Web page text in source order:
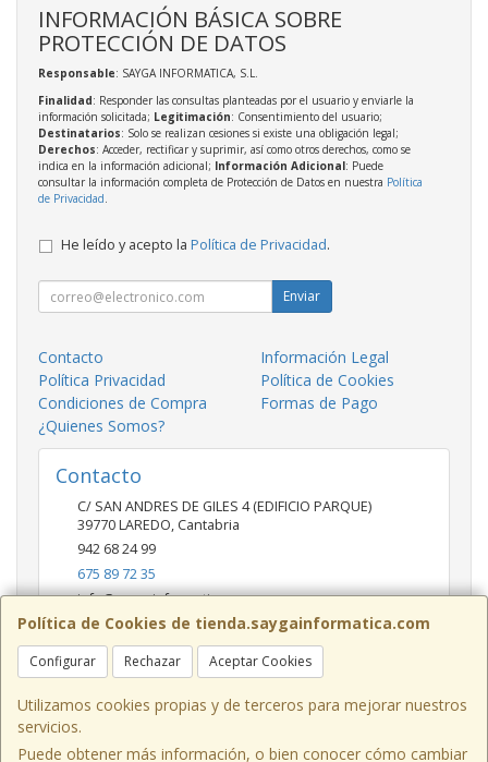
Política de Cookies de tienda.saygainformatica.com
Configurar Rechazar Aceptar Cookies
Utilizamos cookies propias y de terceros para mejorar nuestros
servicios.
Puede obtener más información, o bien conocer cómo cambiar
INFORMACIÓN BÁSICA SOBRE
PROTECCIÓN DE DATOS
Responsable: SAYGA INFORMATICA, S.L.
Finalidad: Responder las consultas planteadas por el usuario y enviarle la
información solicitada; Legitimación: Consentimiento del usuario;
Destinatarios: Solo se realizan cesiones si existe una obligación legal;
Derechos: Acceder, rectificar y suprimir, así como otros derechos, como se
indica en la información adicional; Información Adicional: Puede
consultar la información completa de Protección de Datos en nuestra Política
de Privacidad.
He leído y acepto la Política de Privacidad.
Enviar
Contacto
Información Legal
Política Privacidad
Política de Cookies
Condiciones de Compra
Formas de Pago
¿Quienes Somos?
Contacto
C/ SAN ANDRES DE GILES 4 (EDIFICIO PARQUE)
39770LAREDO, Cantabria
942 68 24 99
675 89 72 35
info@saygainformatica.com
Horario
10-14 / 19:00-20:30